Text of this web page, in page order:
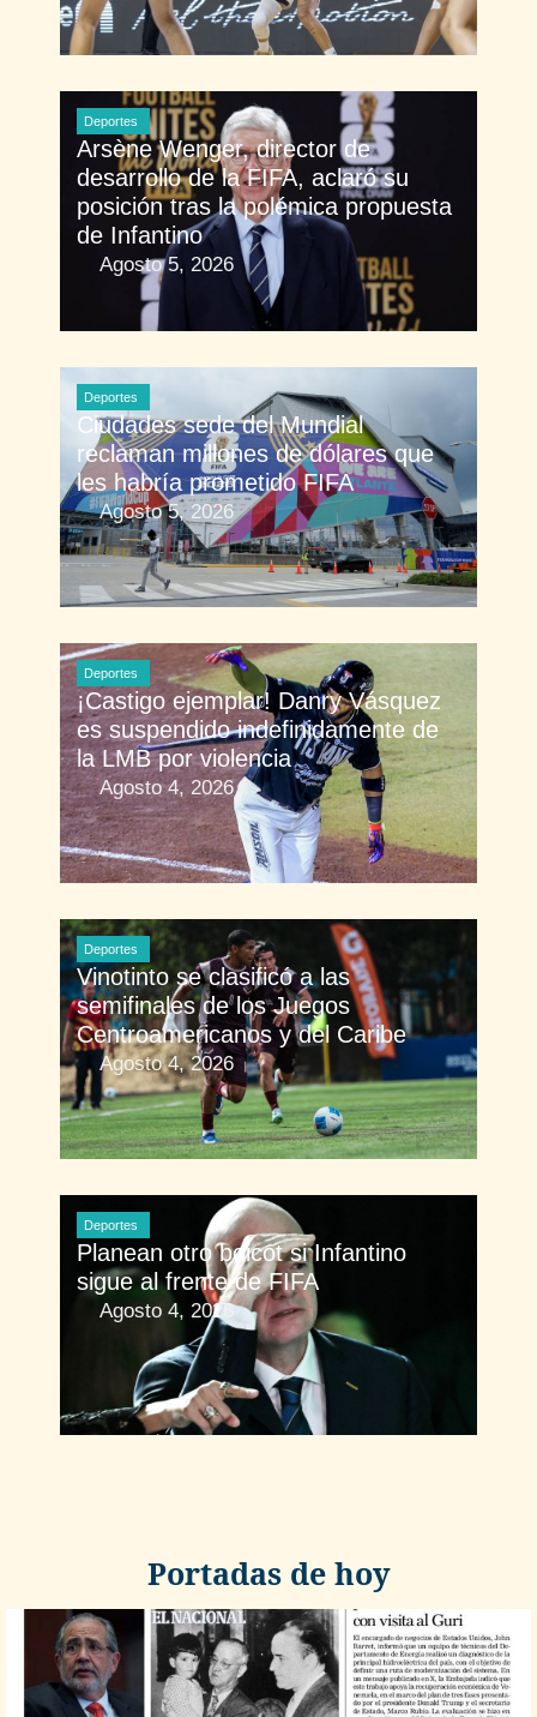
Deportes
Arsène Wenger, director de
desarrollo de la FIFA, aclaró su
posición tras la polémica propuesta
de Infantino
Agosto 5, 2026
Deportes
Ciudades sede del Mundial
reclaman millones de dólares que
les habría prometido FIFA
Agosto 5, 2026
Deportes
¡Castigo ejemplar! Danry Vásquez
es suspendido indefinidamente de
la LMB por violencia
Agosto 4, 2026
Deportes
Vinotinto se clasificó a las
semifinales de los Juegos
Centroamericanos y del Caribe
Agosto 4, 2026
Deportes
Planean otro boicot si Infantino
sigue al frente de FIFA
Agosto 4, 2026
Portadas de hoy